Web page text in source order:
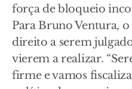
força de bloqueio
Para Bruno Ventura, o
direito a serem
vierem a realizar.
firme e vamos